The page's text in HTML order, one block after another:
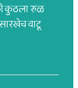
कुठला रुळ
वाटू